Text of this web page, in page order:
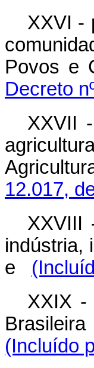
XXVI -
Povos e
Decreto
XXVII
12.017,
XXVIII
indústria,
e
XXIX -
(Incluído